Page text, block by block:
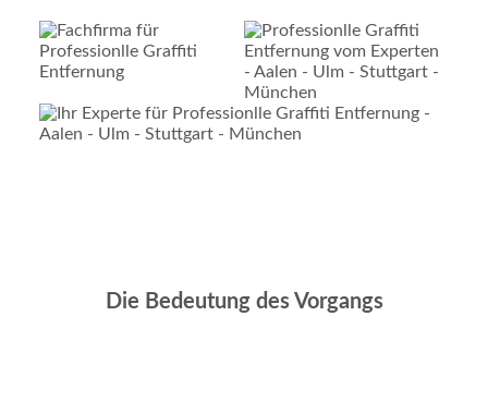
Die Bedeutung des Vorgangs